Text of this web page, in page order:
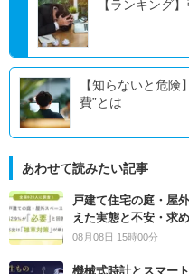
【ランキング
【知らないと危険
費”とは
あわせて読みたい記事
戸建て住宅の庭・屋
えた実態と不安・求
08月08日 15時00分
機械式時計とスマー